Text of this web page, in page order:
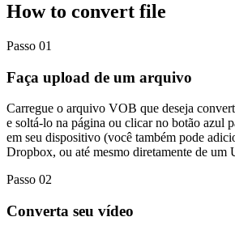
How to convert file
Passo 01
Faça upload de um arquivo
Carregue o arquivo VOB que deseja
e soltá-lo na página ou clicar no botão azul
em seu dispositivo (você também pode
Dropbox, ou até mesmo diretamente de um
Passo 02
Converta seu vídeo